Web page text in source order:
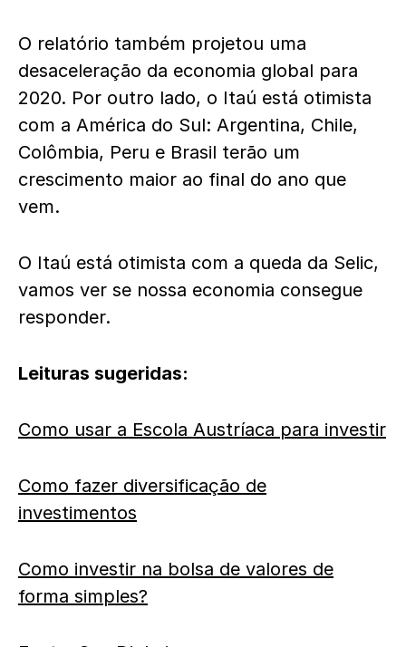
O relatório também projetou uma
desaceleração da economia global para
2020. Por outro lado, o Itaú está otimista
com a América do Sul: Argentina, Chile,
Colômbia, Peru e Brasil terão um
crescimento maior ao final do ano que
vem.
O Itaú está otimista com a queda da Selic,
vamos ver se nossa economia consegue
responder.
Leituras sugeridas:
Como usar a Escola Austríaca para investir
Como fazer diversificação de
investimentos
Como investir na bolsa de valores de
forma simples?